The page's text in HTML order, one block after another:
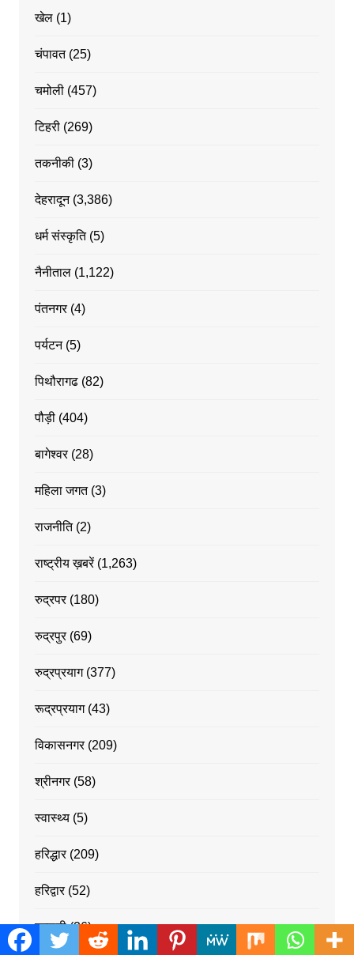
खेल(1)
चंपावत(25)
चमोली(457)
टिहरी(269)
तकनीकी(3)
देहरादून(3,386)
धर्म संस्कृति(5)
नैनीताल(1,122)
पंतनगर(4)
पर्यटन(5)
पिथौरागढ(82)
पौड़ी(404)
बागेश्वर(28)
महिला जगत(3)
राजनीति(2)
राष्ट्रीय ख़बरें(1,263)
रुद्रपर(180)
रुद्रपुर(69)
रुद्रप्रयाग(377)
रूद्रप्रयाग(43)
विकासनगर(209)
श्रीनगर(58)
स्वास्थ्य(5)
हरिद्धार(209)
हरिद्वार(52)
हल्द्वानी(26)